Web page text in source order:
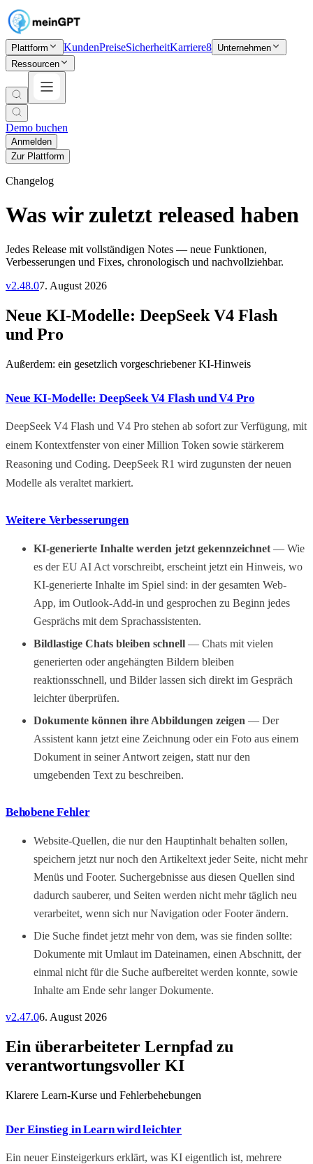
Plattform KundenPreiseSicherheitKarriere8 Unternehmen
Ressourcen
Demo buchen
Anmelden
Zur Plattform
Changelog
Was wir zuletzt released haben
Jedes Release mit vollständigen Notes — neue Funktionen,
Verbesserungen und Fixes, chronologisch und nachvollziehbar.
v2.48.07. August 2026
Neue KI-Modelle: DeepSeek V4 Flash
und Pro
Außerdem: ein gesetzlich vorgeschriebener KI-Hinweis
Neue KI-Modelle: DeepSeek V4 Flash und V4 Pro
DeepSeek V4 Flash und V4 Pro stehen ab sofort zur Verfügung, mit
einem Kontextfenster von einer Million Token sowie stärkerem
Reasoning und Coding. DeepSeek R1 wird zugunsten der neuen
Modelle als veraltet markiert.
Weitere Verbesserungen
KI-generierte Inhalte werden jetzt gekennzeichnet — Wie
es der EU AI Act vorschreibt, erscheint jetzt ein Hinweis, wo
KI-generierte Inhalte im Spiel sind: in der gesamten Web-
App, im Outlook-Add-in und gesprochen zu Beginn jedes
Gesprächs mit dem Sprachassistenten.
Bildlastige Chats bleiben schnell — Chats mit vielen
generierten oder angehängten Bildern bleiben
reaktionsschnell, und Bilder lassen sich direkt im Gespräch
leichter überprüfen.
Dokumente können ihre Abbildungen zeigen — Der
Assistent kann jetzt eine Zeichnung oder ein Foto aus einem
Dokument in seiner Antwort zeigen, statt nur den
umgebenden Text zu beschreiben.
Behobene Fehler
Website-Quellen, die nur den Hauptinhalt behalten sollen,
speichern jetzt nur noch den Artikeltext jeder Seite, nicht mehr
Menüs und Footer. Suchergebnisse aus diesen Quellen sind
dadurch sauberer, und Seiten werden nicht mehr täglich neu
verarbeitet, wenn sich nur Navigation oder Footer ändern.
Die Suche findet jetzt mehr von dem, was sie finden sollte:
Dokumente mit Umlaut im Dateinamen, einen Abschnitt, der
einmal nicht für die Suche aufbereitet werden konnte, sowie
Inhalte am Ende sehr langer Dokumente.
v2.47.06. August 2026
Ein überarbeiteter Lernpfad zu
verantwortungsvoller KI
Klarere Learn-Kurse und Fehlerbehebungen
Der Einstieg in Learn wird leichter
Ein neuer Einsteigerkurs erklärt, was KI eigentlich ist, mehrere